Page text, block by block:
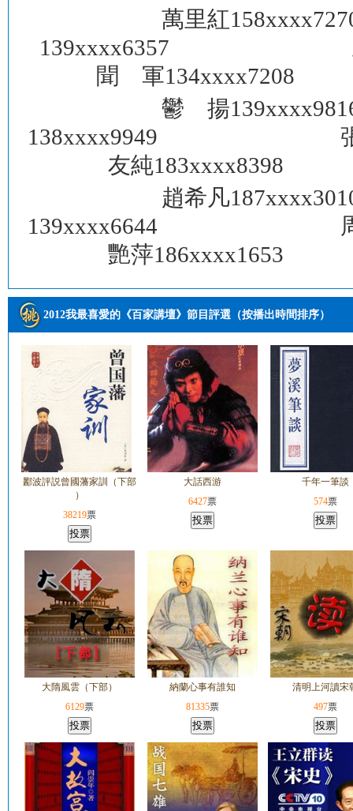
萬里紅
139xxxx6357
聞 軍
鬱 揚
138xxxx9949
友純
趙希凡
139xxxx6644
艷萍
2012我最喜愛的《百家講壇》節目評選（按播出時間排序）
酈波評説曾國藩家訓（下部
）
38219票
大話西游
6427票
千年一筆談
574票
大隋風雲（下部）
6129票
納蘭心事有誰知
81335票
清明上河讀宋
497票